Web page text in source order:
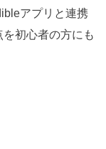
アプリと連携
初心者の方にも